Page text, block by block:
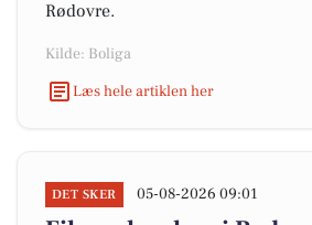
Rødovre.
Kilde: Boliga
Læs hele artiklen her
DET SKER 05-08-2026 09:01